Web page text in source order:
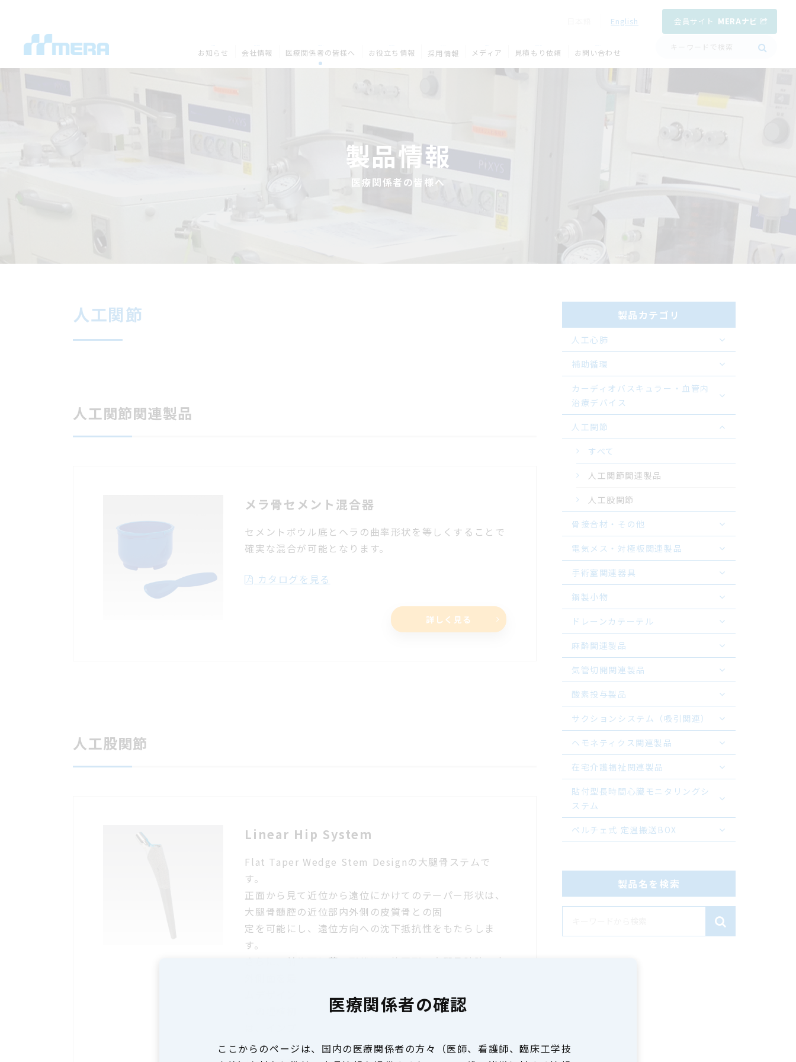
English 会員サイト MERAナビ
お知らせ 会社情報 医療関係者の皆様へ お役立ち情報 採用情報 メディア 見積もり依頼 お問い合わせ
製品情報
医療関係者の皆様へ
人工関節
人工関節関連製品
メラ骨セメント混合器
セメントボウル底とヘラの曲率形状を等しくすることで
確実な混合が可能となります。
カタログを見る
詳しく見る
人工股関節
Linear Hip System
Flat Taper Wedge Stem Designの大腿骨ステムで
す。
正面から見て近位から遠位にかけてのテーパー形状は、
大腿骨髄腔の近位部内外側の皮質骨との固
定を可能にし、遠位方向への沈下抵抗性をもたらしま
す。
さらに、前後面に薄い形状は、楕円形の大腿骨髄腔の内
ムデザインよりも回旋安定性をもたらします。
この埋植初期における沈み込みと回旋に対する安定性
イングロースを促し、長期安定性を可能にするステムデ
製品カテゴリ
人工心肺
補助循環
カーディオバスキュラー・血管内
治療デバイス
人工関節
すべて
人工関節関連製品
人工股関節
骨接合材・その他
電気メス・対極板関連製品
手術室関連器具
鋼製小物
ドレーンカテーテル
麻酔関連製品
気管切開関連製品
酸素投与製品
サクションシステム（吸引関連）
ヘモネティクス関連製品
在宅介護福祉関連製品
貼付型長時間心臓モニタリングシ
ステム
ペルチェ式 定温搬送BOX
製品名を検索
医療関係者の確認
ここからのページは、国内の医療関係者の方々（医師、看護師、臨床工学技